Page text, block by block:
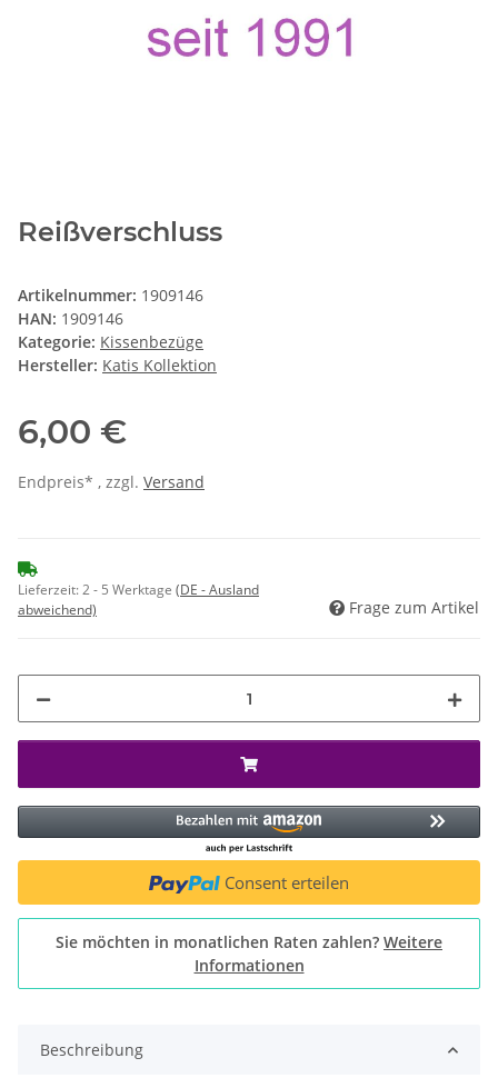
Reißverschluss
Artikelnummer: 1909146
HAN: 1909146
Kategorie: Kissenbezüge
Hersteller: Katis Kollektion
6,00 €
Endpreis* , zzgl. Versand
Lieferzeit:2 - 5 Werktage (DE - Ausland
abweichend)
Frage zum Artikel
Consent erteilen
Sie möchten in monatlichen Raten zahlen? Weitere
Informationen
Beschreibung